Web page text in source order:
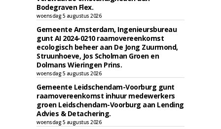
Bodegraven Flex.
woensdag 5 augustus 2026
Gemeente Amsterdam, Ingenieursbureau
gunt AI 2024-0210 raamovereenkomst
ecologisch beheer aan De Jong Zuurmond,
Struunhoeve, Jos Scholman Groen en
Dolmans Wieringen Prins.
woensdag 5 augustus 2026
Gemeente Leidschendam-Voorburg gunt
raamovereenkomst inhuur medewerkers
groen Leidschendam-Voorburg aan Lending
Advies & Detachering.
woensdag 5 augustus 2026